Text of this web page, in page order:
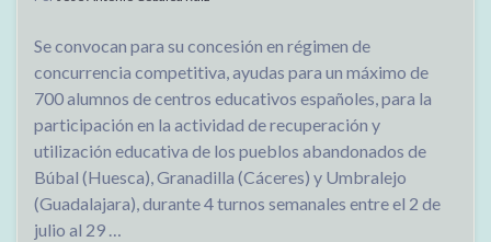
Se convocan para su concesión en régimen de
concurrencia competitiva, ayudas para un máximo de
700 alumnos de centros educativos españoles, para la
participación en la actividad de recuperación y
utilización educativa de los pueblos abandonados de
Búbal (Huesca), Granadilla (Cáceres) y Umbralejo
(Guadalajara), durante 4 turnos semanales entre el 2 de
julio al 29 …